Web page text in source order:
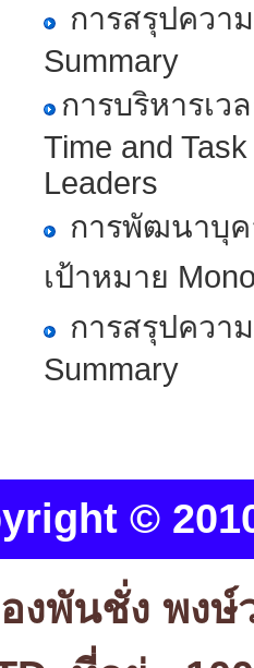
การสรุปควา
Summary
การบริหารเ
Time and
Leaders
การพัฒนาบุค
เป้าหมาย
การสรุปควา
Summary
©
งพันชั่ง พงษ์